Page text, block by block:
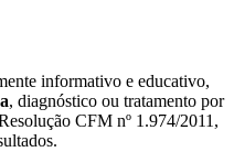
informativo e educativo,
, diagnóstico ou tratamento por
CFM nº 1.974/2011,